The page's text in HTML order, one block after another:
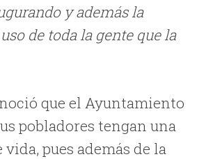
y además la
de toda la gente que la
que el Ayuntamiento
pobladores tengan una
pues además de la